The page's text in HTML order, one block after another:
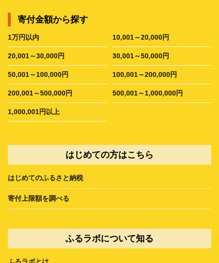
寄付金額から探す
1万円以内 10,001～20,000円
20,001～30,000円 30,001～50,000円
50,001～100,000円 100,001～200,000円
200,001～500,000円 500,001～1,000,000円
1,000,001円以上
はじめての方はこちら
はじめてのふるさと納税
寄付上限額を調べる
ふるラボについて知る